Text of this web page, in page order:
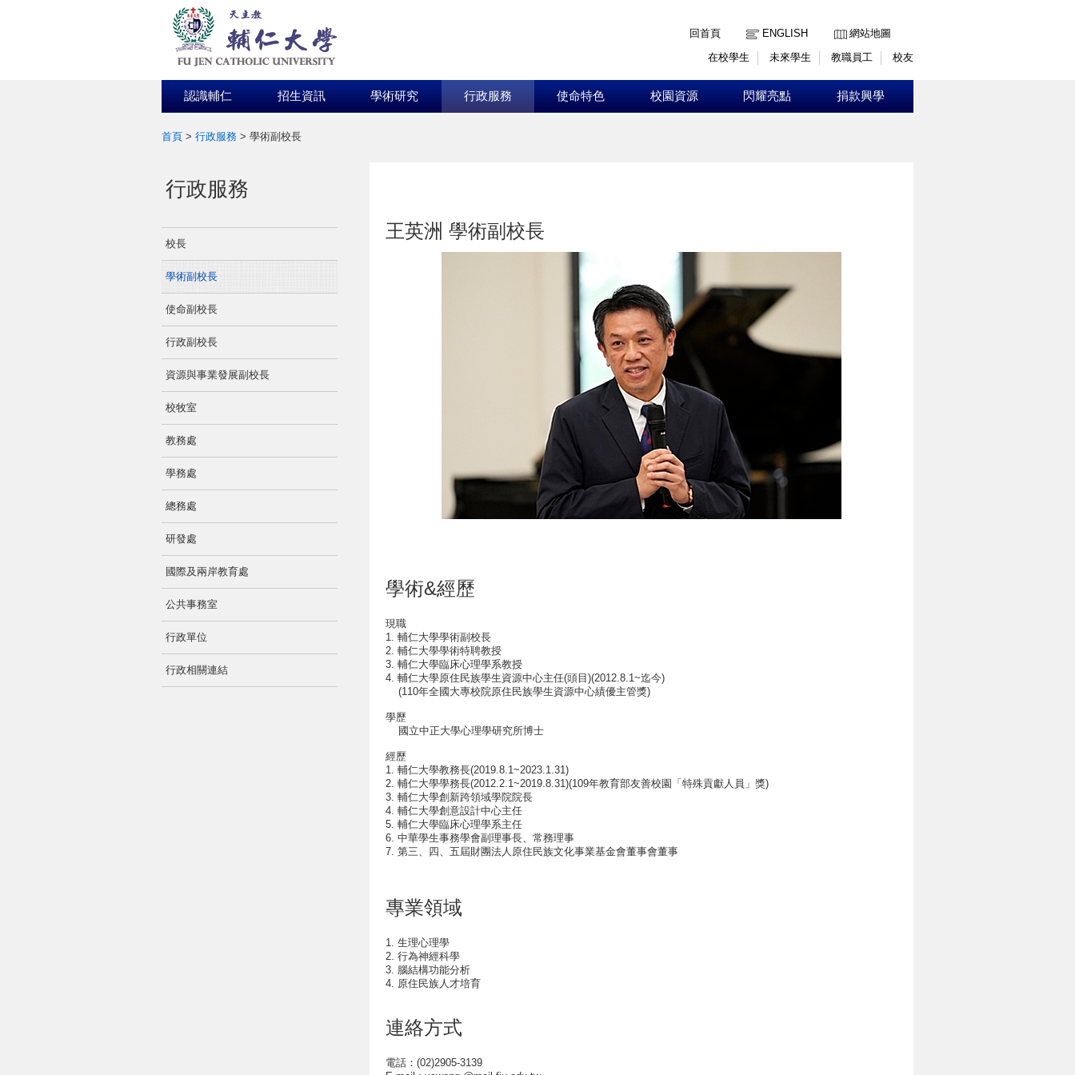
回首頁
ENGLISH
網站地圖
在校學生
未來學生 教職員工 校友
認識輔仁 招生資訊 學術研究 行政服務 使命特色 校園資源 閃耀亮點 捐款興學
首頁 > 行政服務 > 學術副校長
:::
行政服務
校長
學術副校長
使命副校長
行政副校長
資源與事業發展副校長
校牧室
教務處
學務處
總務處
研發處
國際及兩岸教育處
公共事務室
行政單位
行政相關連結
王英洲 學術副校長
學術&經歷
現職
1. 輔仁大學學術副校長
2. 輔仁大學學術特聘教授
3. 輔仁大學臨床心理學系教授
4. 輔仁大學原住民族學生資源中心主任(頭目)(2012.8.1~迄今)
(110年全國大專校院原住民族學生資源中心績優主管獎)
學歷
國立中正大學心理學研究所博士
經歷
1. 輔仁大學教務長(2019.8.1~2023.1.31)
2. 輔仁大學學務長(2012.2.1~2019.8.31)(109年教育部友善校園「特殊貢獻人員」獎)
3. 輔仁大學創新跨領域學院院長
4. 輔仁大學創意設計中心主任
5. 輔仁大學臨床心理學系主任
6. 中華學生事務學會副理事長、常務理事
7. 第三、四、五屆財團法人原住民族文化事業基金會董事會董事
專業領域
1. 生理心理學
2. 行為神經科學
3. 腦結構功能分析
4. 原住民族人才培育
連絡方式
電話：(02)2905-3139